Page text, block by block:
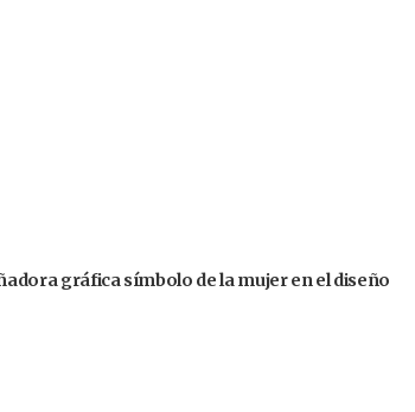
gráfica símbolo de la mujer en el diseño